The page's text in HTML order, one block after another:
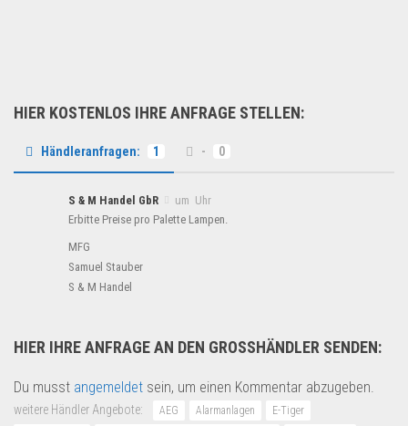
HIER KOSTENLOS IHRE ANFRAGE STELLEN:
Händleranfragen: 1 - 0
S & M Handel GbR
um Uhr
Erbitte Preise pro Palette Lampen.
MFG
Samuel Stauber
S & M Handel
HIER IHRE ANFRAGE AN DEN GROSSHÄNDLER SENDEN:
Du musst angemeldet sein, um einen Kommentar abzugeben.
weitere Händler Angebote: AEG Alarmanlagen
E-Tiger